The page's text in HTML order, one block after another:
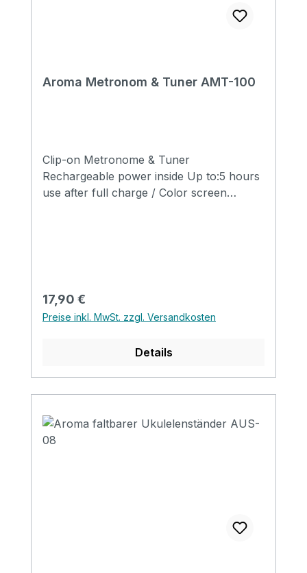
Aroma Metronom & Tuner AMT-100
Clip-on Metronome & Tuner
Rechargeable power inside Up to:5 hours
use after full charge / Color screen
range 430Hz to 450Hz
Regulärer Preis:
17,90 €
Preise inkl. MwSt. zzgl. Versandkosten
Details